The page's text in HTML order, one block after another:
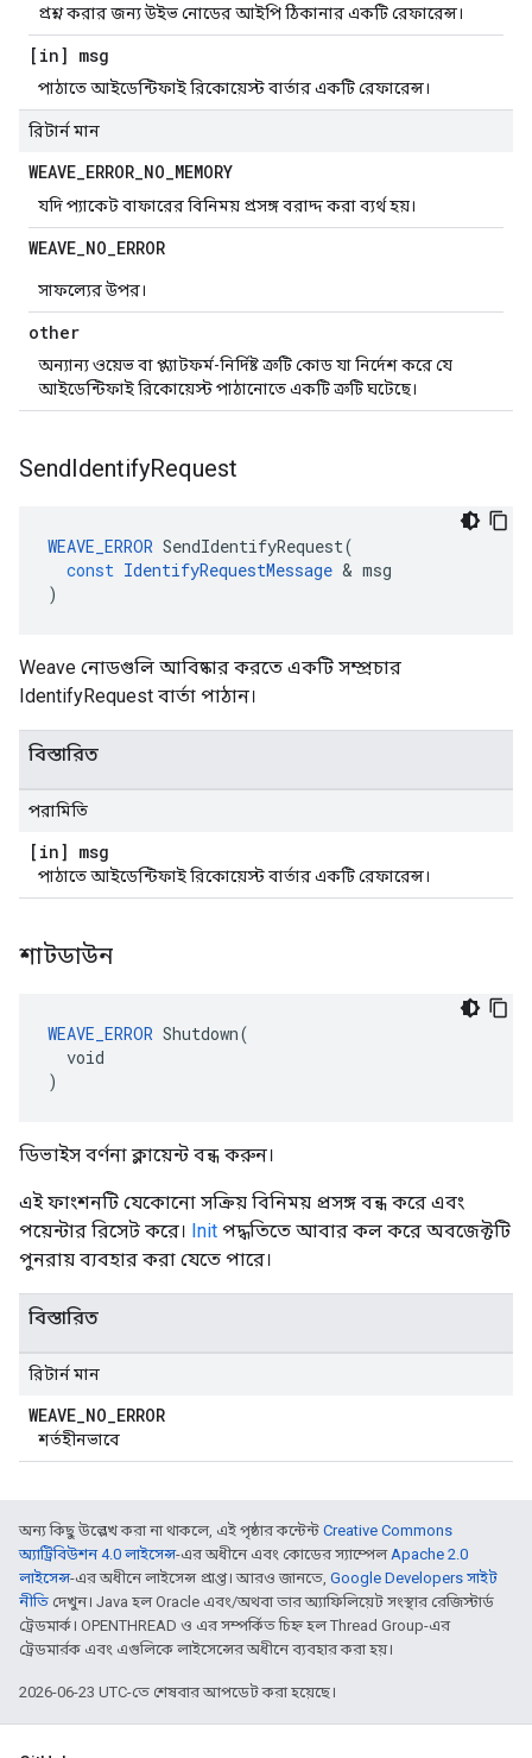
প্রশ্ন করার জন্য উইভ নোডের আইপি ঠিকানার একটি রেফারেন্স।
[in] msg
পাঠাতে আইডেন্টিফাই রিকোয়েস্ট বার্তার একটি রেফারেন্স।
রিটার্ন মান
WEAVE_ERROR_NO_MEMORY
যদি প্যাকেট বাফারের বিনিময় প্রসঙ্গ বরাদ্দ করা ব্যর্থ হয়।
WEAVE_NO_ERROR
সাফল্যের উপর।
other
অন্যান্য ওয়েভ বা প্ল্যাটফর্ম-নির্দিষ্ট ত্রুটি কোড যা নির্দেশ করে যে
আইডেন্টিফাই রিকোয়েস্ট পাঠানোতে একটি ত্রুটি ঘটেছে।
SendIdentifyRequest
WEAVE_ERROR SendIdentifyRequest(
const IdentifyRequestMessage & msg
)
Weave নোডগুলি আবিষ্কার করতে একটি সম্প্রচার
IdentifyRequest বার্তা পাঠান।
বিস্তারিত
পরামিতি
[in] msg
পাঠাতে আইডেন্টিফাই রিকোয়েস্ট বার্তার একটি রেফারেন্স।
শাটডাউন
WEAVE_ERROR Shutdown(
  void
)
ডিভাইস বর্ণনা ক্লায়েন্ট বন্ধ করুন।
এই ফাংশনটি যেকোনো সক্রিয় বিনিময় প্রসঙ্গ বন্ধ করে এবং
পয়েন্টার রিসেট করে। Init পদ্ধতিতে আবার কল করে অবজেক্টটি
পুনরায় ব্যবহার করা যেতে পারে।
বিস্তারিত
রিটার্ন মান
WEAVE_NO_ERROR
শর্তহীনভাবে
অন্য কিছু উল্লেখ করা না থাকলে, এই পৃষ্ঠার কন্টেন্ট Creative Commons
অ্যাট্রিবিউশন 4.0 লাইসেন্স-এর অধীনে এবং কোডের স্যাম্পেলApache 2.0
লাইসেন্স-এর অধীনে লাইসেন্স প্রাপ্ত। আরও জানতে, Google Developers সাইট
নীতি দেখুন। Java হল Oracle এবং/অথবা তার অ্যাফিলিয়েট সংস্থার রেজিস্টার্ড
ট্রেডমার্ক। OPENTHREAD ও এর সম্পর্কিত চিহ্ন হল Thread Group-এর
ট্রেডমার্রক এবং এগুলিকে লাইসেন্সের অধীনে ব্যবহার করা হয়।
2026-06-23 UTC-তে শেষবার আপডেট করা হয়েছে।